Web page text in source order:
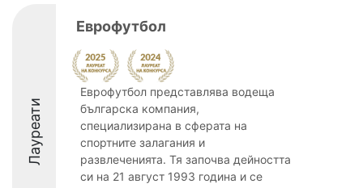
Лауреати
Еврофутбол
Еврофутбол представлява водеща
българска компания,
специализирана в сферата на
спортните залагания и
развлеченията. Тя започва дейността
си на 21 август 1993 година и се